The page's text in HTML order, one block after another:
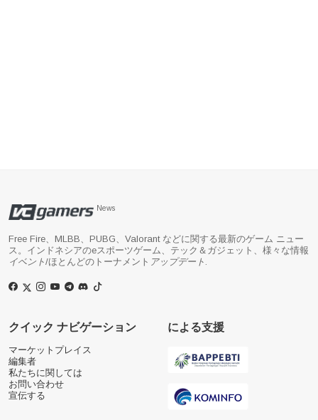
News
Free Fire、MLBB、PUBG、Valorant などに関する最新のゲーム ニュー
ス。インドネシアのeスポーツゲーム、テック＆ガジェット、様々な情報
イベント/ほとんどのトーナメント アップデート .
クイック ナビゲーション
マーケットプレイス
編集者
私たちに関しては
お問い合わせ
宣伝する
による支援